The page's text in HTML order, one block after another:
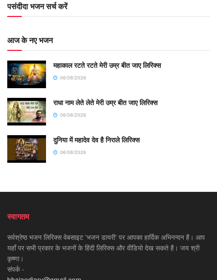
पसंदीदा भजन सर्च करें
आज के नए भजन
महाकाल रटते रटते मेरी उम्र बीत जाए लिरिक्स
06/08/2026
राधा नाम लेते लेते मेरी उम्र बीत जाए लिरिक्स
06/08/2026
दुनिया में महादेव देव है निराले लिरिक्स
06/08/2026
स्वागतम
सर्वश्रेष्ठ भजन लिरिक्स वेबसाइट 'भजन डायरी' पर आपका हार्दिक अभिनन्दन है। आप
यहाँ पर सभी प्रकार के भजनों के हिंदी लिरिक्स और वीडियो देख सकते है। जय श्री
कृष्णा।
संपर्क -